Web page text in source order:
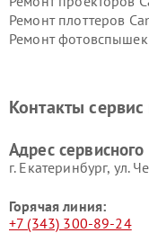
Ремонт плоттеров
Ремонт
Контакты сервис
Адрес
г. Екатеринбург, ул.
Горячая линия:
+7 (343) 300-89-24